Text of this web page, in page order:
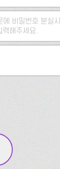
비밀번호 분실
해주세요.